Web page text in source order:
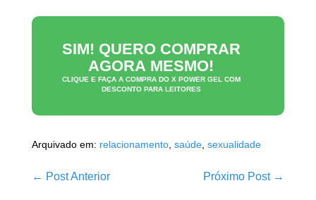
SIM! QUERO COMPRAR
AGORA MESMO!
CLIQUE E FAÇA A COMPRA DO X POWER GEL COM
DESCONTO PARA LEITORES
Arquivado em: relacionamento saúde sexualidade
Navegação
← Post Anterior Próximo Post →